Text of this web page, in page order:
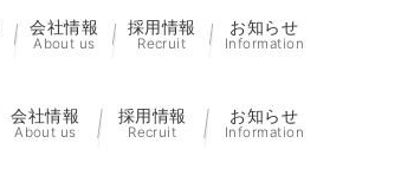
会社情報
About us
採用情報
Recruit
お知らせ
Information
会社情報
About us
採用情報
Recruit
お知らせ
Information